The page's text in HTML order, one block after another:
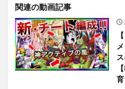
関連の動画記事
育